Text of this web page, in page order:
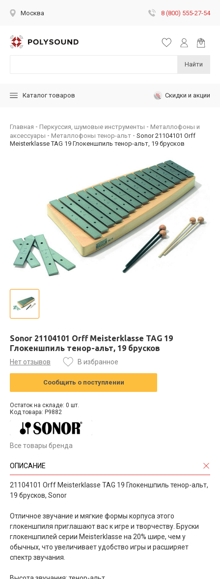
Москва 8 (800) 555-27-54
Найти
Каталог товаров Скидки и акции
Главная Перкуссия, шумовые инструменты
Металлофоны и
аксессуары
Металлофоны тенор-альт
Sonor 21104101 Orff
Meisterklasse TAG 19 Глокеншпиль тенор-альт, 19 брусков
Sonor 21104101 Orff Meisterklasse TAG 19
Глокеншпиль тенор-альт, 19 брусков
Нет отзывов В избранное
Сообщить о поступлении
Остаток на складе: 0 шт.
Код товара: P9882
Все товары бренда
ОПИСАНИЕ
21104101 Orff Meisterklasse TAG 19 Глокеншпиль тенор-альт,
19 брусков, Sonor
Отличное звучание и мягкие формы корпуса этого
глокеншпиля приглашают вас к игре и творчеству. Бруски
глокеншпилей серии Meisterklasse на 20% шире, чем у
обычных, что увеличивает удобство игры и расширяет
спектр звучания.